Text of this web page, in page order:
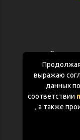
выражаю
данных
соответствии
, а также